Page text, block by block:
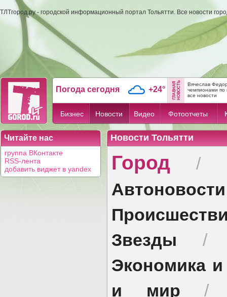
ТЛТгород.ру - городской информационный портал Тольятти. Все новости
Погода сегодня +24°
Вячеслав
чемпионами по
все новости
Бизнес Новости Видео Фотоотчеты
Читайте нас
группа ВКонтакте
RSS-лента
добавить виджет в yandex
Новости Тольятти
Город /
Автоновости
Звезды
Экономика
и мир